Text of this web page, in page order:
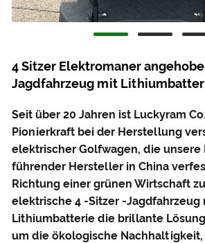
4 Sitzer Elektromaner
Jagdfahrzeug mit
Seit über 20 Jahren ist Luckyram
Pionierkraft bei der Herstellung
elektrischer Golfwagen, die unsere
führender Hersteller in China
Richtung einer grünen Wirtschaft
elektrische 4 -Sitzer -Jagdfahrzeug
Lithiumbatterie die brillante
um die ökologische